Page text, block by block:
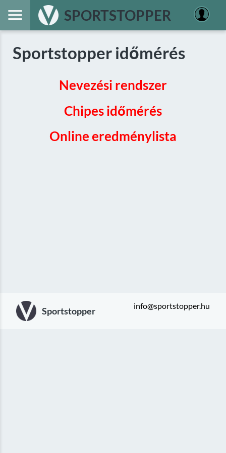
SPORTSTOPPER
Sportstopper időmérés
Nevezési rendszer
Chipes időmérés
Online eredménylista
Sportstopper info@sportstopper.hu